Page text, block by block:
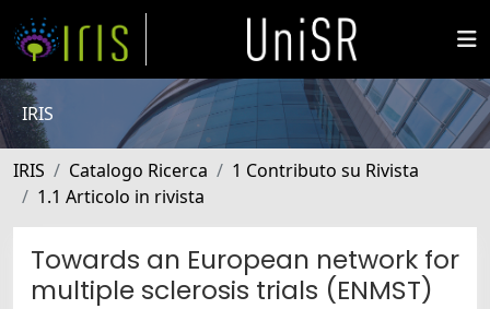
IRIS
IRIS Catalogo Ricerca
1 Contributo su Rivista
1.1 Articolo in rivista
Towards an European network for
multiple sclerosis trials (ENMST)